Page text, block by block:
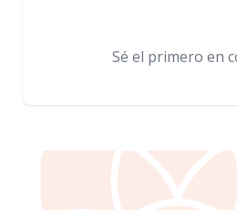
Sé el primero en